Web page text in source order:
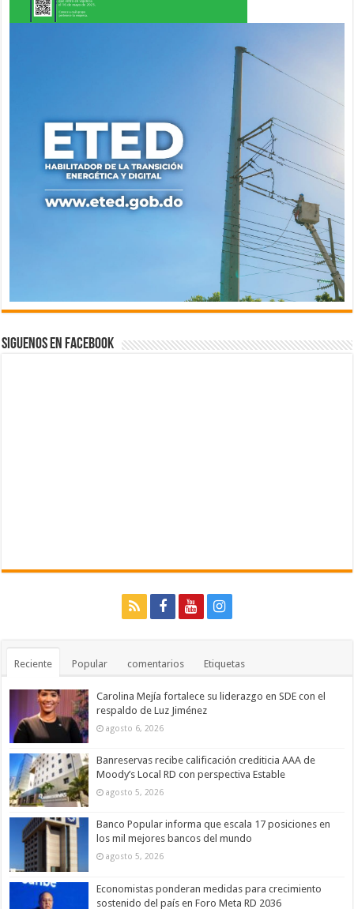
Siguenos en Facebook
Reciente Popular comentarios Etiquetas
Carolina Mejía fortalece su liderazgo en SDE con el
respaldo de Luz Jiménez
agosto 6, 2026
Banreservas recibe calificación crediticia AAA de
Moody’s Local RD con perspectiva Estable
agosto 5, 2026
Banco Popular informa que escala 17 posiciones en
los mil mejores bancos del mundo
agosto 5, 2026
Economistas ponderan medidas para crecimiento
sostenido del país en Foro Meta RD 2036